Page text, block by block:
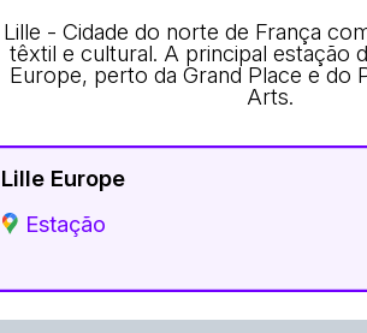
Lille - Cidade do norte de França
têxtil e cultural. A principal estação
Europe, perto da Grand Place e do
Arts.
Lille Europe
Estação